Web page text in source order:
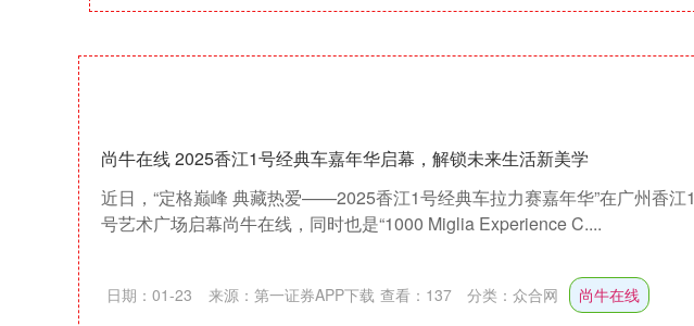
尚牛在线 2025香江1号经典车嘉年华启幕，解锁未来生活新美学
近日，“定格巅峰 典藏热爱——2025香江1号经典车拉力赛嘉年华”在广州香江1
号艺术广场启幕尚牛在线，同时也是“1000 Miglia Experience C....
日期：01-23 来源：第一证券APP下载 查看： 137 分类： 众合网 尚牛在线